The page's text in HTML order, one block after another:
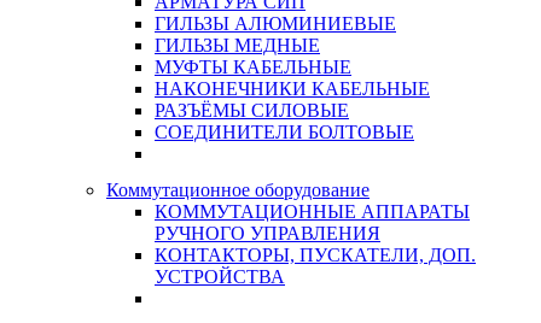
ГИЛЬЗЫ АЛЮМИНИЕВЫЕ
ГИЛЬЗЫ МЕДНЫЕ
МУФТЫ КАБЕЛЬНЫЕ
НАКОНЕЧНИКИ КАБЕЛЬНЫЕ
РАЗЪЁМЫ СИЛОВЫЕ
СОЕДИНИТЕЛИ БОЛТОВЫЕ
Коммутационное оборудование
КОММУТАЦИОННЫЕ АППАРАТЫ
РУЧНОГО УПРАВЛЕНИЯ
КОНТАКТОРЫ, ПУСКАТЕЛИ, ДОП.
УСТРОЙСТВА